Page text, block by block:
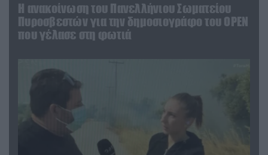
Η ανακοίνωση του Πανελλήνιου Σωματείου
Πυροσβεστών για την δημοσιογράφο του OPEN
που γέλασε στη φωτιά